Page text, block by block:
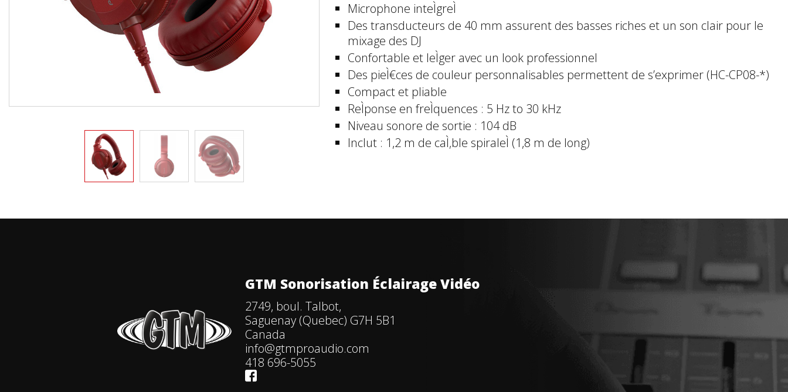
Microphone inteÌgreÌ
Des transducteurs de 40 mm assurent des basses riches et un son clair pour le
mixage des DJ
Confortable et leÌger avec un look professionnel
Des pieÌ€ces de couleur personnalisables permettent de s’exprimer (HC-CP08-*)
Compact et pliable
ReÌponse en freÌquences : 5 Hz to 30 kHz
Niveau sonore de sortie : 104 dB
Inclut : 1,2 m de caÌ‚ble spiraleÌ (1,8 m de long)
GTM Sonorisation Éclairage Vidéo
2749, boul. Talbot,
Saguenay (Quebec) G7H 5B1
Canada
info@gtmproaudio.com
418 696-5055